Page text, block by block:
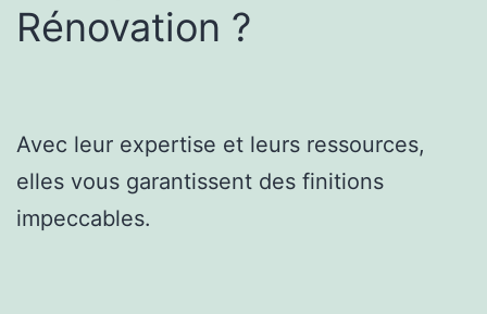
Rénovation ?
Avec leur expertise et leurs ressources,
elles vous garantissent des finitions
impeccables.